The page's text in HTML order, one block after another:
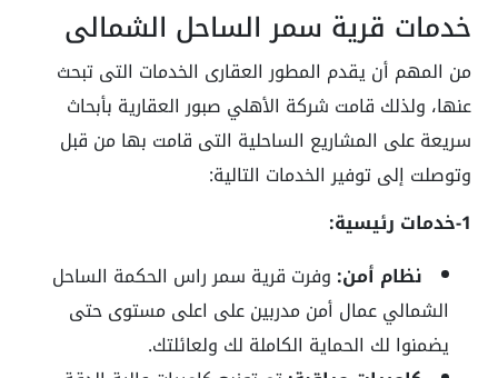
خدمات قرية سمر الساحل الشمالي
من المهم أن يقدم المطور العقارى الخدمات التى تبحث
عنها، ولذلك قامت شركة الأهلي صبور العقارية بأبحاث
سريعة على المشاريع الساحلية التى قامت بها من قبل
وتوصلت إلى توفير الخدمات التالية:
1-خدمات رئيسية:
نظام أمن: وفرت قرية سمر راس الحكمة الساحل
الشمالي عمال أمن مدربين على اعلى مستوى حتى
يضمنوا لك الحماية الكاملة لك ولعائلتك.